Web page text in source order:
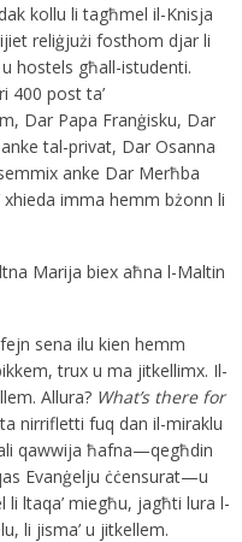
kollu li tagħmel il-Knisja
reliġjużi fosthom djar li
hostels għall-istudenti.
400 post ta’
Dar Papa Franġisku, Dar
tal-privat, Dar Osanna
anke Dar Merħba
xhieda imma hemm bżonn li
Marija biex aħna l-Maltin
sena ilu kien hemm
trux u ma jitkellimx. Il-
Allura? What’s there for
nirrifletti fuq dan il-miraklu
qawwija ħafna—qegħdin
Evanġelju ċċensurat—u
li ltaqa’ miegħu, jagħti lura l-
li jisma’ u jitkellem.